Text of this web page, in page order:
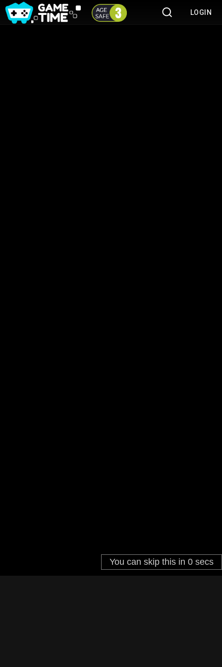
LOGIN